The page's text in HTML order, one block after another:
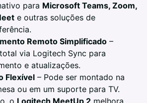
para Microsoft Teams, Zoom,
e outras soluções de
Remoto Simplificado –
via Logitech Sync para
e atualizações.
Flexível – Pode ser montado na
ou em um suporte para TV.